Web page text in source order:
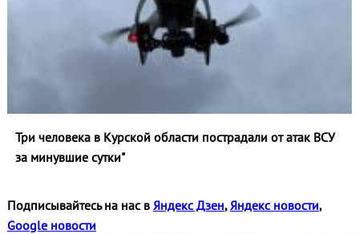
Три человека в Курской области пострадали от атак ВСУ
за минувшие сутки"
Подписывайтесь на нас в Яндекс Дзен, Яндекс новости,
Google новости